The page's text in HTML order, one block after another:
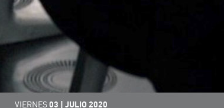
VIERNES03 | JULIO 2020